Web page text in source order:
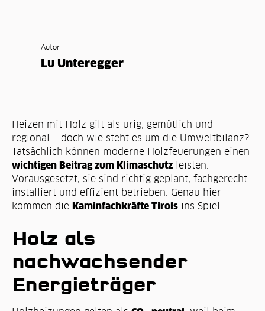
Autor
Lu Unteregger
Heizen mit Holz gilt als urig, gemütlich und
regional – doch wie steht es um die Umweltbilanz?
Tatsächlich können moderne Holzfeuerungen einen
wichtigen Beitrag zum Klimaschutzleisten.
Vorausgesetzt, sie sind richtig geplant, fachgerecht
installiert und effizient betrieben. Genau hier
kommen die Kaminfachkräfte Tirolsins Spiel.
Holz als
nachwachsender
Energieträger